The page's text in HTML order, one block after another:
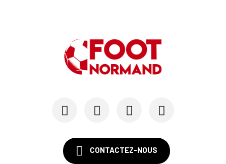
RÉGIONAL 2
Le Stade Sottevillais décroche le dernier bille...
Le FC Neufchâtel et le FC Serguigny-Nassandres ...
CONTACTEZ-NOUS